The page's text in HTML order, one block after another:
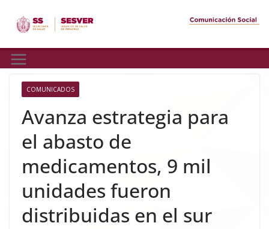
COMUNICADOS
Avanza estrategia para
el abasto de
medicamentos, 9 mil
unidades fueron
distribuidas en el sur